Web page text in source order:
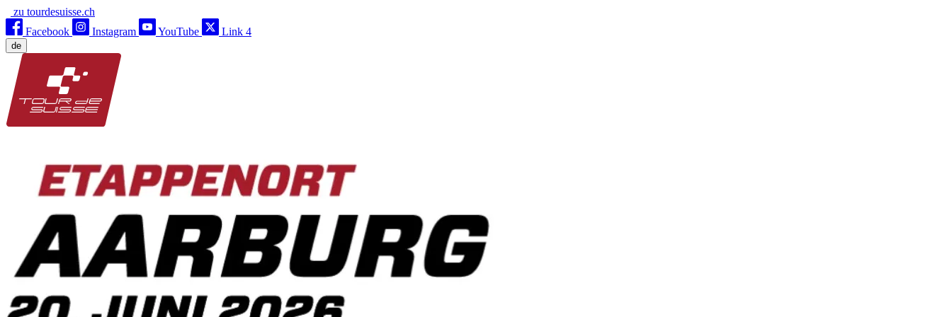
zu tourdesuisse.ch
Facebook
Instagram YouTube Link 4
de